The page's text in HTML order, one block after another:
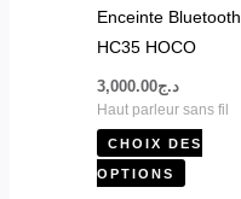
Enceinte Bluetooth
HC35 HOCO
د.ج3,000.00
Haut parleur sans fil
CHOIX DES
OPTIONS
peuvent
être
la
page
du